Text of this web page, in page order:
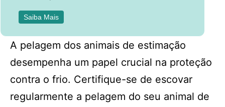
Saiba Mais
A pelagem dos animais de estimação
desempenha um papel crucial na proteção
contra o frio. Certifique-se de escovar
regularmente a pelagem do seu animal de